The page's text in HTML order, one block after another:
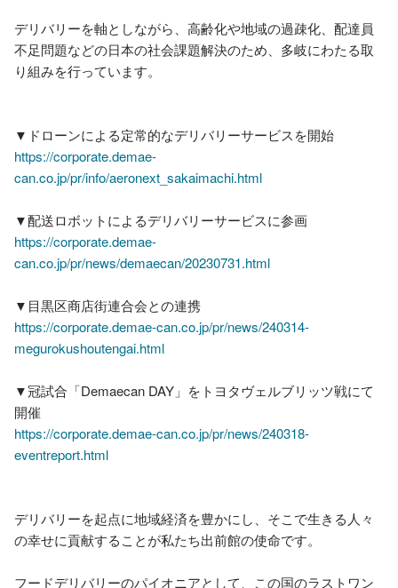
デリバリーを軸としながら、高齢化や地域の過疎化、配達員
不足問題などの日本の社会課題解決のため、多岐にわたる取
り組みを行っています。
https://corporate.demae-
can.co.jp/pr/info/aeronext_sakaimachi.html
https://corporate.demae-
can.co.jp/pr/news/demaecan/20230731.html
https://corporate.demae-can.co.jp/pr/news/240314-
megurokushoutengai.html
▼冠試合「Demaecan DAY」をトヨタヴェルブリッツ戦にて
https://corporate.demae-can.co.jp/pr/news/240318-
eventreport.html
デリバリーを起点に地域経済を豊かにし、そこで生きる人々
の幸せに貢献することが私たち出前館の使命です。
フードデリバリーのパイオニアとして、この国のラストワン